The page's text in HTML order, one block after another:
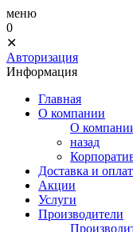
меню
0
✕
Авторизация
Информация
Главная
О компании
О
назад
Доставка и
Акции
Услуги
Производители